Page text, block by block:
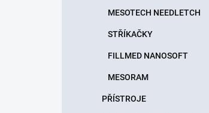
MESOTECH NEEDLETCH
STŘÍKAČKY
FILLMED NANOSOFT
MESORAM
PŘÍSTROJE